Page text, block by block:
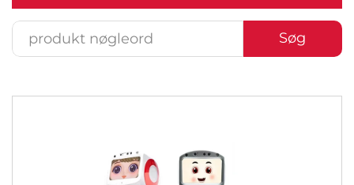
Anvendelse
Servicesupport
Søg